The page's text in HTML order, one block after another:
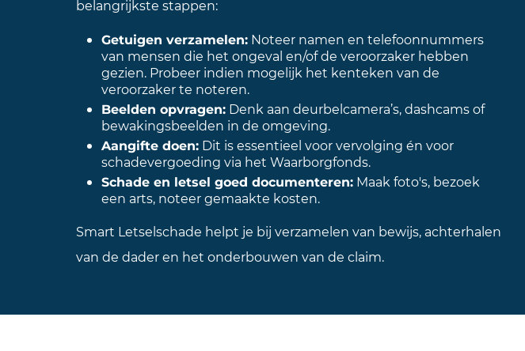
belangrijkste stappen:
Getuigen verzamelen: Noteer namen en telefoonnummers
van mensen die het ongeval en/of de veroorzaker hebben
gezien. Probeer indien mogelijk het kenteken van de
veroorzaker te noteren.
Beelden opvragen: Denk aan deurbelcamera’s, dashcams of
bewakingsbeelden in de omgeving.
Aangifte doen: Dit is essentieel voor vervolging én voor
schadevergoeding via het Waarborgfonds.
Schade en letsel goed documenteren: Maak foto's, bezoek
een arts, noteer gemaakte kosten.
Smart Letselschade helpt je bij verzamelen van bewijs, achterhalen
van de dader en het onderbouwen van de claim.